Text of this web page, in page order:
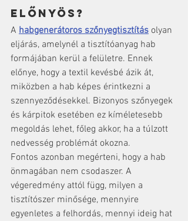
előnyös?
A habgenerátoros szőnyegtisztítás olyan
eljárás, amelynél a tisztítóanyag hab
formájában kerül a felületre. Ennek
előnye, hogy a textil kevésbé ázik át,
miközben a hab képes érintkezni a
szennyeződésekkel. Bizonyos szőnyegek
és kárpitok esetében ez kíméletesebb
megoldás lehet, főleg akkor, ha a túlzott
nedvesség problémát okozna.
Fontos azonban megérteni, hogy a hab
önmagában nem csodaszer. A
végeredmény attól függ, milyen a
tisztítószer minősége, mennyire
egyenletes a felhordás, mennyi ideig hat